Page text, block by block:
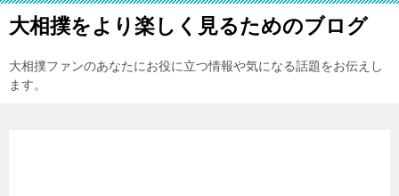
大相撲をより楽しく見るためのブログ
大相撲ファンのあなたにお役に立つ情報や気になる話題をお伝えし
ます。